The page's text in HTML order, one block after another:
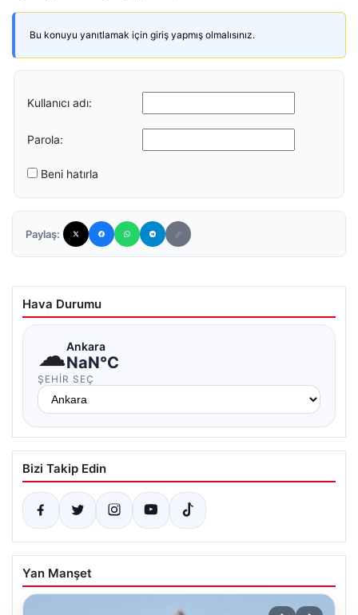
Bu konuyu yanıtlamak için giriş yapmış olmalısınız.
Kullanıcı adı:
Parola:
Beni hatırla
Paylaş:
Hava Durumu
☁Ankara
NaN°C
ŞEHIR SEÇ
Bizi Takip Edin
Yan Manşet